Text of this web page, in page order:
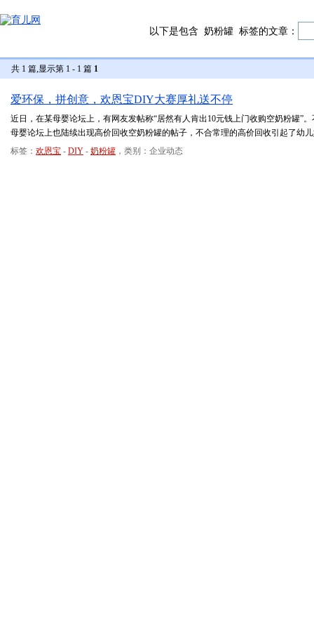
以下是包含 奶粉罐 标签的文章：
共 1 篇,显示第 1 - 1 篇 1
爱环保，拼创意，欢恩宝DIY大赛厚礼送不停
近日，在某母婴论坛上，有网友发帖称“居然有人肯出10元钱上门收购空奶粉罐”
母婴论坛上也陆续出现高价回收空奶粉罐的帖子，不合常理的高价回收引起了幼
标签： 欢恩宝 - DIY - 奶粉罐 ，类别：企业动态